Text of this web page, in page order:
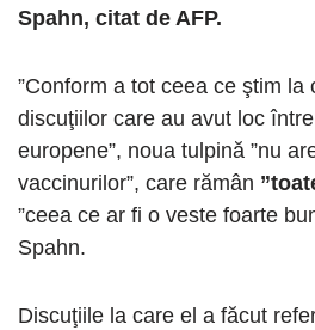
Spahn, citat de AFP.
”Conform a tot ceea ce ştim
discuţiilor care au avut loc
europene”, noua tulpină ”nu
vaccinurilor”, care rămân
”ceea ce ar fi o veste foarte
Spahn.
Discuţiile la care el a făcut